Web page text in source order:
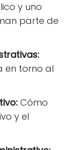
y uno
parte de
en torno al
Cómo
y el